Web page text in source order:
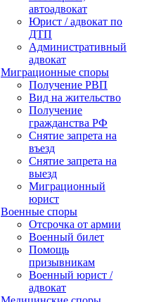
автоадвокат
Юрист / адвокат по
ДТП
Административный
адвокат
Миграционные споры
Получение РВП
Вид на жительство
Получение
гражданства РФ
Снятие запрета на
въезд
Снятие запрета на
выезд
Миграционный
юрист
Военные споры
Отсрочка от армии
Военный билет
Помощь
призывникам
Военный юрист /
адвокат